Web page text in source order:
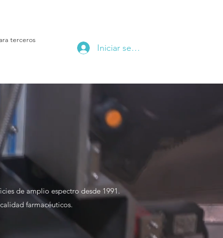
terceros
Iniciar sesión
de amplio espectro desde 1991.
farmacéuticos.